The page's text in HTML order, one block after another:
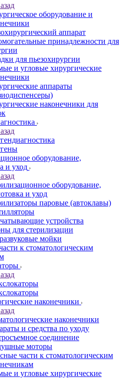
оборудование и
аппарат
принадлежности для
для пьезохирургии
и угловые хирургические
аппараты
наконечники для
оборудование,
и уход
оборудование,
и уход
паровые (автоклавы)
устройства
для стерилизации
мойки
к стоматологическим
наконечники
наконечники
и средства по уходу
соединение
моторы
части к стоматологическим
и угловые хирургические